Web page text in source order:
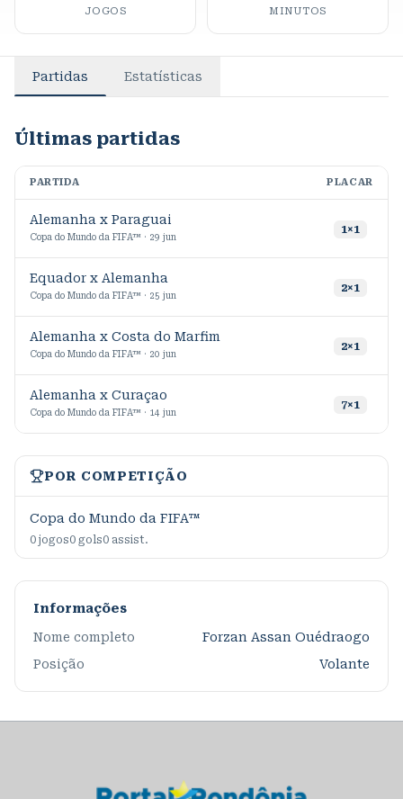
JOGOS MINUTOS
Partidas Estatísticas
Últimas partidas
PARTIDA PLACAR
Alemanha x Paraguai
Copa do Mundo da FIFA™ · 29 jun
1×1
Equador x Alemanha
Copa do Mundo da FIFA™ · 25 jun
2×1
Alemanha x Costa do Marfim
Copa do Mundo da FIFA™ · 20 jun
2×1
Alemanha x Curaçao
Copa do Mundo da FIFA™ · 14 jun
7×1
POR COMPETIÇÃO
Copa do Mundo da FIFA™
0 jogos0 gols0 assist.
Informações
Nome completo
Forzan Assan Ouédraogo
Posição
Volante